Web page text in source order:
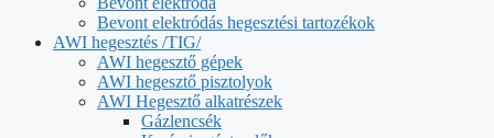
Bevont elektródás hegesztési tartozékok
AWI hegesztés /TIG/
AWI hegesztő gépek
AWI hegesztő pisztolyok
AWI Hegesztő alkatrészek
Gázlencsék